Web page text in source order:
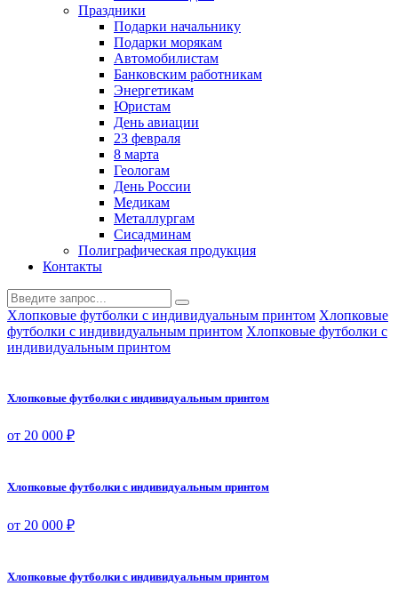
Праздники
Подарки начальнику
Подарки морякам
Автомобилистам
Банковским работникам
Энергетикам
Юристам
День авиации
23 февраля
8 марта
Геологам
День России
Медикам
Металлургам
Сисадминам
Полиграфическая продукция
Контакты
Хлопковые футболки с индивидуальным принтом Хлопковые
футболки с индивидуальным принтом Хлопковые футболки с
индивидуальным принтом
Хлопковые футболки с индивидуальным принтом
от 20 000 ₽
Хлопковые футболки с индивидуальным принтом
от 20 000 ₽
Хлопковые футболки с индивидуальным принтом